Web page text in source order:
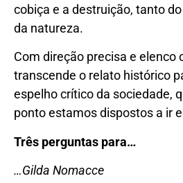
cobiça e a destruição, tanto
da natureza.
Com direção precisa e elenco
transcende o relato histórico
espelho crítico da sociedade,
ponto estamos dispostos a ir
Três perguntas para…
…Gilda Nomacce